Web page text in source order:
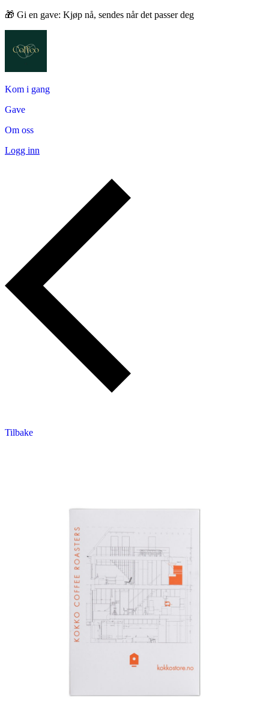
🎁 Gi en gave: Kjøp nå, sendes når det passer deg
Kom i gang
Gave
Om oss
Logg inn
Tilbake